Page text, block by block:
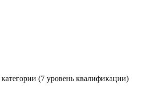
(7 уровень квалификации)